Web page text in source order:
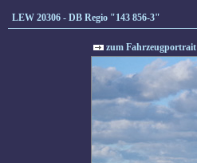
LEW 20306 - DB Regio "143 856-3"
zum Fahrzeugportrait